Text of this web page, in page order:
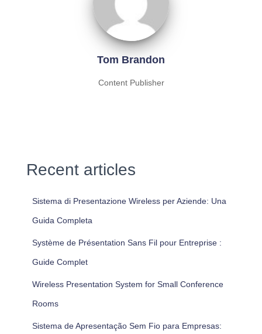
Tom Brandon
Content Publisher
Recent articles
Sistema di Presentazione Wireless per Aziende: Una
Guida Completa
Système de Présentation Sans Fil pour Entreprise :
Guide Complet
Wireless Presentation System for Small Conference
Rooms
Sistema de Apresentação Sem Fio para Empresas: